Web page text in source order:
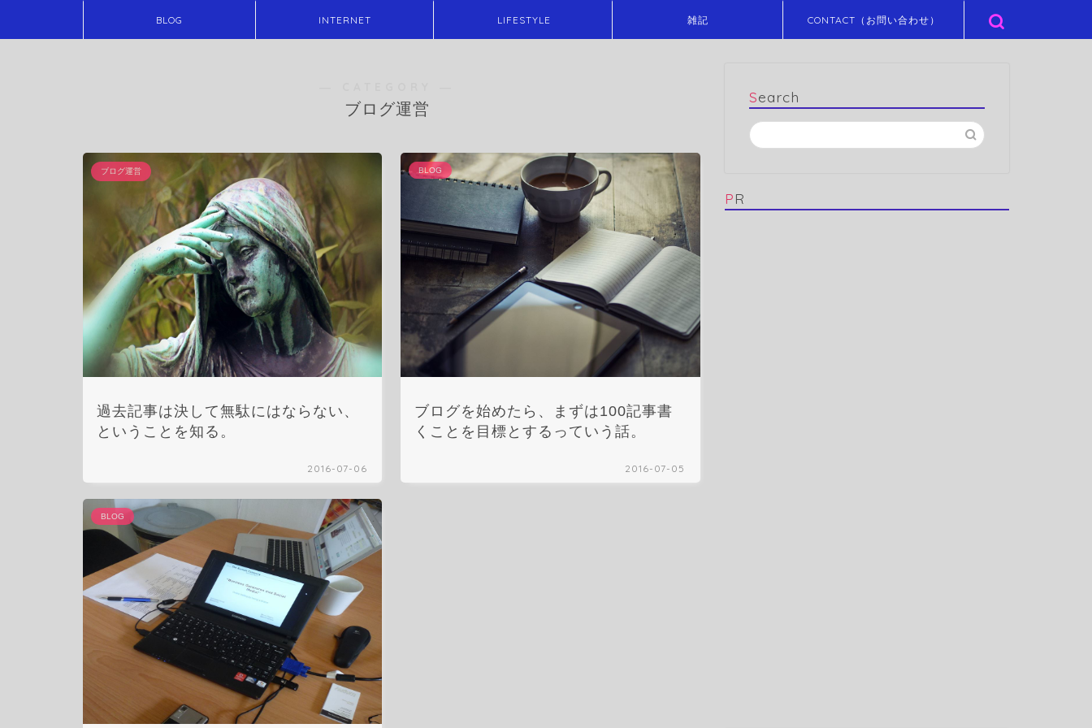
BLOG INTERNET LIFESTYLE 雑記 CONTACT（お問い合わせ）
ブログ運営
ブログ運営
過去記事は決して無駄にはならない、
ということを知る。
2016-07-06
BLOG
ブログを始めたら、まずは100記事書
くことを目標とするっていう話。
2016-07-05
BLOG
Search
PR